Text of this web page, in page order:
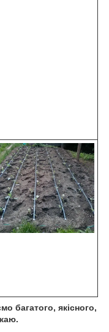
багатого, якісного,